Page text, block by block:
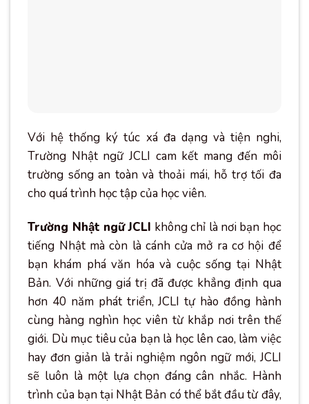
Với hệ thống ký túc xá đa dạng và tiện nghi,
Trường Nhật ngữ JCLI cam kết mang đến môi
trường sống an toàn và thoải mái, hỗ trợ tối đa
cho quá trình học tập của học viên.
Trường Nhật ngữ JCLI không chỉ là nơi bạn học
tiếng Nhật mà còn là cánh cửa mở ra cơ hội để
bạn khám phá văn hóa và cuộc sống tại Nhật
Bản. Với những giá trị đã được khẳng định qua
hơn 40 năm phát triển, JCLI tự hào đồng hành
cùng hàng nghìn học viên từ khắp nơi trên thế
giới. Dù mục tiêu của bạn là học lên cao, làm việc
hay đơn giản là trải nghiệm ngôn ngữ mới, JCLI
sẽ luôn là một lựa chọn đáng cân nhắc. Hành
trình của bạn tại Nhật Bản có thể bắt đầu từ đây,